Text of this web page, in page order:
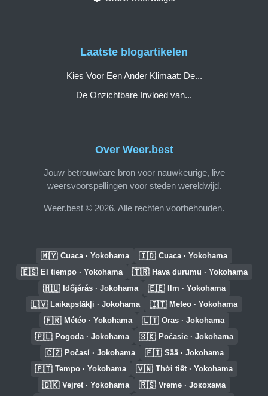
Over Weer.best
Jouw betrouwbare bron voor nauwkeurige, live
weersvoorspellingen voor steden wereldwijd.
Weer.best © 2026. Alle rechten voorbehouden.
Laatste blogartikelen
Kies Voor Een Ander Klimaat: De...
De Onzichtbare Invloed van...
🇲🇾 Cuaca · Yokohama 🇮🇩 Cuaca · Yokohama
🇪🇸 El tiempo · Yokohama 🇹🇷 Hava durumu · Yokohama
🇭🇺 Időjárás · Jokohama 🇪🇪 Ilm · Yokohama
🇱🇻 Laikapstākļi · Jokohama 🇮🇹 Meteo · Yokohama
🇫🇷 Météo · Yokohama 🇱🇹 Oras · Jokohama
🇵🇱 Pogoda · Jokohama 🇸🇰 Počasie · Jokohama
🇨🇿 Počasí · Jokohama 🇫🇮 Sää · Jokohama
🇵🇹 Tempo · Yokohama 🇻🇳 Thời tiết · Yokohama
🇩🇰 Vejret · Yokohama 🇷🇸 Vreme · Јокохама